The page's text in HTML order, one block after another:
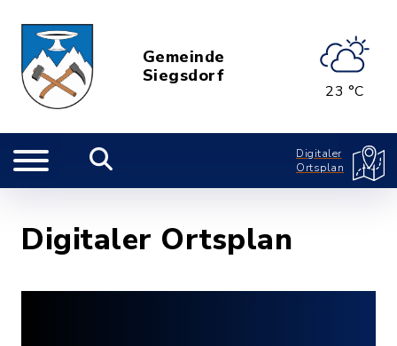
Gemeinde
Siegsdorf
23 °C
Digitaler
Ortsplan
Digitaler Ortsplan